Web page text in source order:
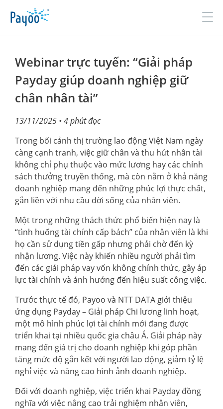
GIỚI THIỆU
SẢN PHẨM & DỊCH VỤ
TIN TỨC
ĐỐI TÁC
TUYỂN DỤNG
LIÊN HỆ
Webinar trực tuyến: “Giải pháp
Payday giúp doanh nghiệp giữ
chân nhân tài”
13/11/2025 • 4 phút đọc
Trong bối cảnh thị trường lao động Việt Nam ngày
càng cạnh tranh, việc giữ chân và thu hút nhân tài
không chỉ phụ thuộc vào mức lương hay các chính
sách thưởng truyền thống, mà còn nằm ở khả năng
doanh nghiệp mang đến những phúc lợi thực chất,
gắn liền với nhu cầu đời sống của nhân viên.
Một trong những thách thức phổ biến hiện nay là
“tình huống tài chính cấp bách” của nhân viên là khi
họ cần sử dụng tiền gấp nhưng phải chờ đến kỳ
nhận lương. Việc này khiến nhiều người phải tìm
đến các giải pháp vay vốn không chính thức, gây áp
lực tài chính và ảnh hưởng đến hiệu suất công việc.
Trước thực tế đó, Payoo và NTT DATA giới thiệu
ứng dụng Payday – Giải pháp Chi lương linh hoạt,
một mô hình phúc lợi tài chính mới đang được
triển khai tại nhiều quốc gia châu Á. Giải pháp này
mang đến giá trị cho doanh nghiệp khi góp phần
tăng mức độ gắn kết với người lao động, giảm tỷ lệ
nghỉ việc và nâng cao hình ảnh doanh nghiệp.
Đối với doanh nghiệp, việc triển khai Payday đồng
nghĩa với việc nâng cao trải nghiệm nhân viên,